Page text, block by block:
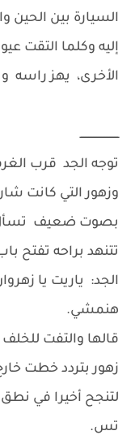
السيارة بين الحين
إليه وكلما التقت
الأخرى، يهز راسه
ــــــــــــــــــــــــ
توجه الجد قرب
وزهور التي كانت
بصوت ضعيف تسأل
تتنهد براحه تفتح
الجد: ياريت يا
هنمشي.
قالها والتفت للخلف
زهور بتردد خطت
لتنجح أخيرا في
تس.